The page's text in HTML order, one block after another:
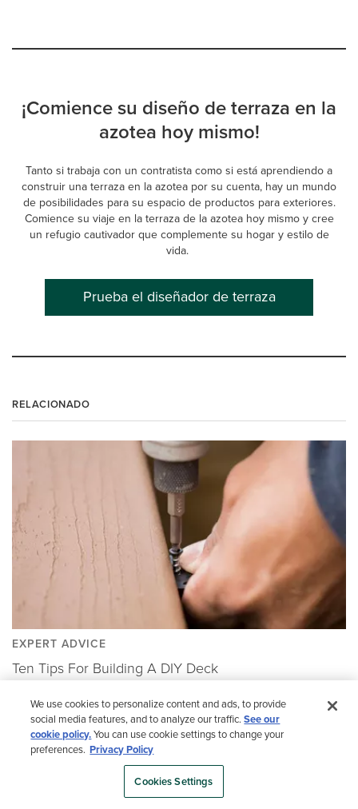
¡Comience su diseño de terraza en la
azotea hoy mismo!
Tanto si trabaja con un contratista como si está aprendiendo a
construir una terraza en la azotea por su cuenta, hay un mundo
de posibilidades para su espacio de productos para exteriores.
Comience su viaje en la terraza de la azotea hoy mismo y cree
un refugio cautivador que complemente su hogar y estilo de
vida.
Prueba el diseñador de terraza
RELACIONADO
EXPERT ADVICE
Ten Tips For Building A DIY Deck
We use cookies to personalize content and ads, to provide
social media features, and to analyze our traffic.See our
cookie policy.You can use cookie settings to change your
preferences. Privacy Policy
Cookies Settings